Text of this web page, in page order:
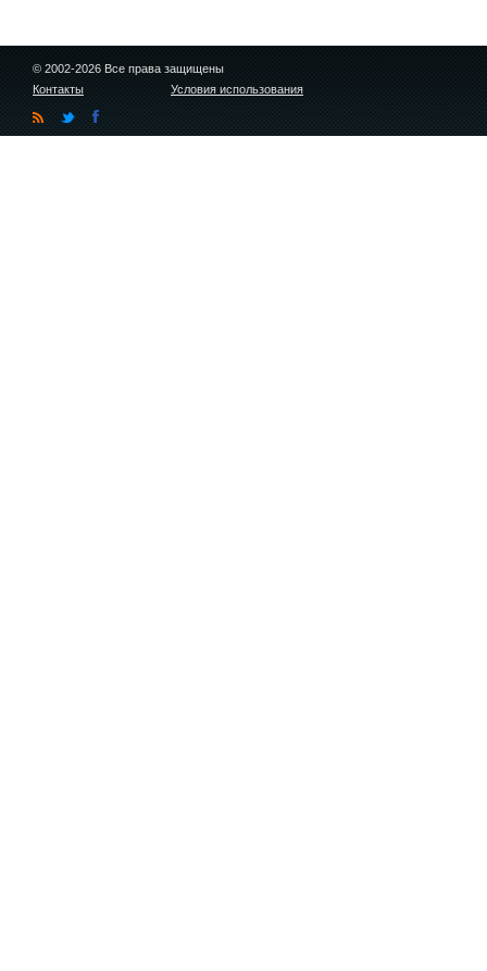
© 2002-2026 Все права защищены
Контакты
Условия использования